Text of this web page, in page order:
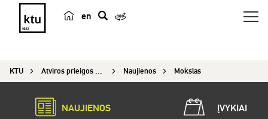
en
e
k
KTU Atviros prieigos centras Naujienos Mokslas
NAUJIENOS ĮVYKIAI